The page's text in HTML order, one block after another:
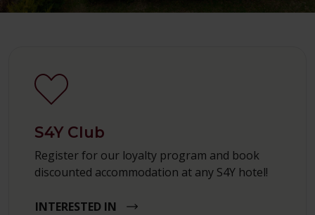
S4Y Club
Register for our loyalty program and book
discounted accommodation at any S4Y hotel!
INTERESTED IN